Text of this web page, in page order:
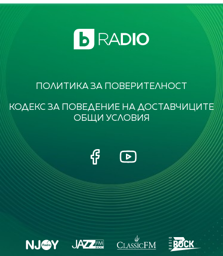
ПОЛИТИКА ЗА ПОВЕРИТЕЛНОСТ
КОДЕКС ЗА ПОВЕДЕНИЕ НА ДОСТАВЧИЦИТЕ
ОБЩИ УСЛОВИЯ